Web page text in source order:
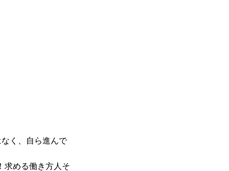
く、自ら進んで
求める働き方人そ